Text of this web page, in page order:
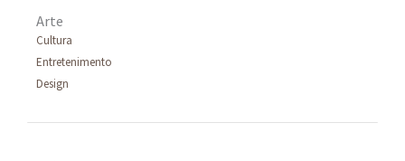
Arte
Cultura
Entretenimento
Design